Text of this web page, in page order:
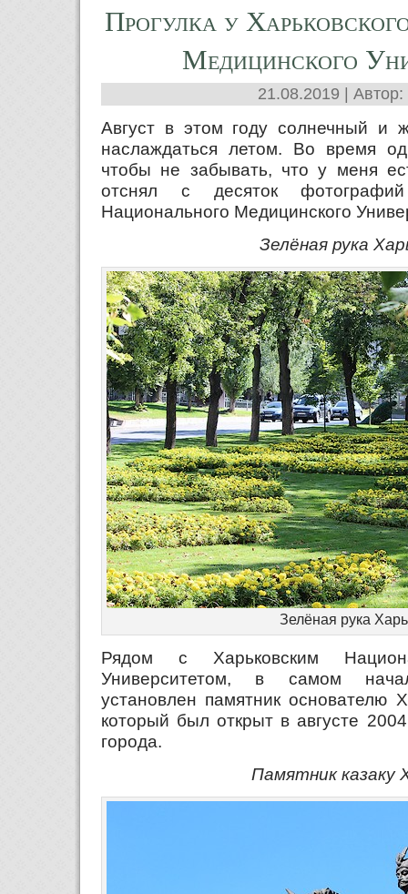
Прогулка у
Медицинского
21.08.2019 | Автор:
Август в этом году солнечный и
наслаждаться летом. Во время
чтобы не забывать, что у меня
отснял с десяток фотографий
Национального Медицинского
Зелёная рука
Зелёная рука
Рядом с Харьковским
Университетом, в самом
установлен памятник основателю
который был открыт в августе
города.
Памятник казаку